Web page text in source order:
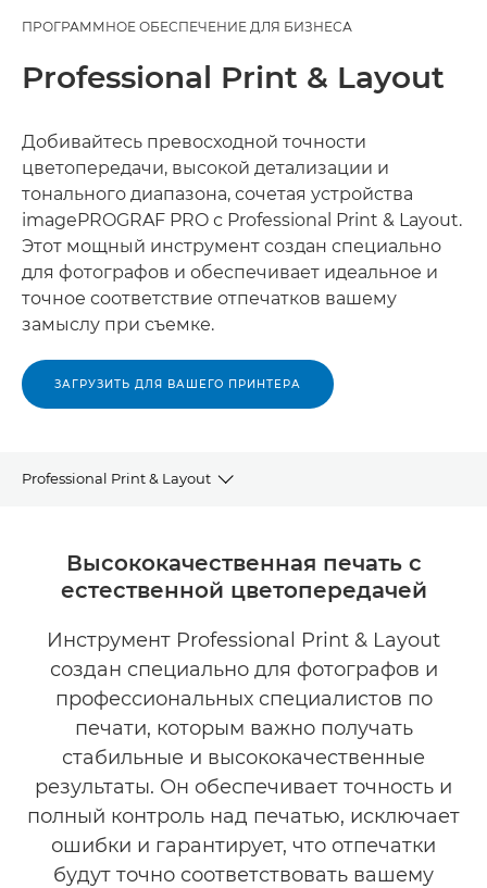
ПРОГРАММНОЕ ОБЕСПЕЧЕНИЕ ДЛЯ БИЗНЕСА
Professional Print & Layout
Добивайтесь превосходной точности
цветопередачи, высокой детализации и
тонального диапазона, сочетая устройства
imagePROGRAF PRO с Professional Print & Layout.
Этот мощный инструмент создан специально
для фотографов и обеспечивает идеальное и
точное соответствие отпечатков вашему
замыслу при съемке.
ЗАГРУЗИТЬ ДЛЯ ВАШЕГО ПРИНТЕРА
Professional Print & Layout
ПРЕИМУЩЕСТВА
ЗАГРУЗИТЬ БРОШЮРЫ
ЗАГРУЗИТЬ ПО
Высококачественная печать с
естественной цветопередачей
Инструмент Professional Print & Layout
создан специально для фотографов и
профессиональных специалистов по
печати, которым важно получать
стабильные и высококачественные
результаты. Он обеспечивает точность и
полный контроль над печатью, исключает
ошибки и гарантирует, что отпечатки
будут точно соответствовать вашему